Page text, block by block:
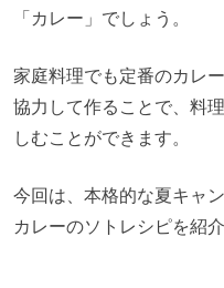
「カレー」でしょう。
家庭料理でも定番のカレ
協力して作ることで、料
しむことができます。
今回は、本格的な夏キャ
カレーのソトレシピを紹